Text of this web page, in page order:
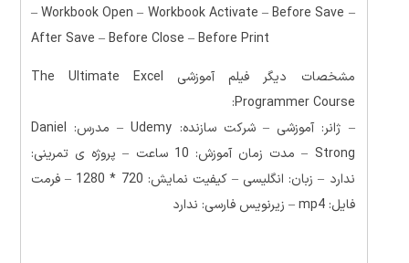
– Workbook Open – Workbook Activate – Before Save –
After Save – Before Close – Before Print
مشخصات دیگر فیلم آموزشی The Ultimate Excel
Programmer Course:
– ژانر: آموزشی – شرکت سازنده: Udemy – مدرس: Daniel
Strong – مدت زمان آموزش: 10 ساعت – پروژه ی تمرینی:
ندارد – زبان: انگلیسی – کیفیت نمایش: 720 * 1280 – فرمت
فایل: mp4 – زیرنویس فارسی: ندارد